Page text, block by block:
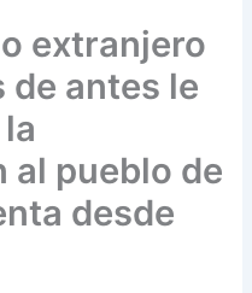
extranjero
antes le
al pueblo de
desde